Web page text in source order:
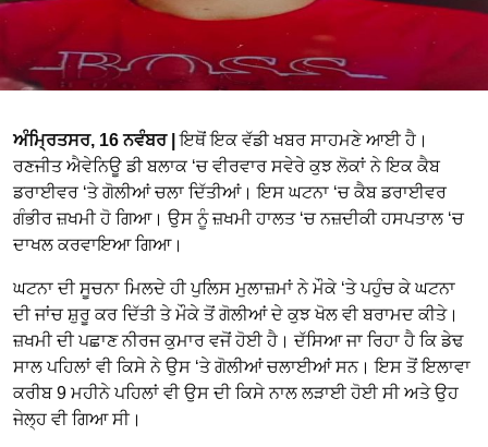
ਅੰਮ੍ਰਿਤਸਰ, 16 ਨਵੰਬਰ | ਇਥੋਂ ਇਕ ਵੱਡੀ ਖਬਰ ਸਾਹਮਣੇ ਆਈ ਹੈ।
ਰਣਜੀਤ ਐਵੇਨਿਊ ਡੀ ਬਲਾਕ ‘ਚ ਵੀਰਵਾਰ ਸਵੇਰੇ ਕੁਝ ਲੋਕਾਂ ਨੇ ਇਕ ਕੈਬ
ਡਰਾਈਵਰ ‘ਤੇ ਗੋਲੀਆਂ ਚਲਾ ਦਿੱਤੀਆਂ। ਇਸ ਘਟਨਾ ‘ਚ ਕੈਬ ਡਰਾਈਵਰ
ਗੰਭੀਰ ਜ਼ਖਮੀ ਹੋ ਗਿਆ। ਉਸ ਨੂੰ ਜ਼ਖਮੀ ਹਾਲਤ ‘ਚ ਨਜ਼ਦੀਕੀ ਹਸਪਤਾਲ ‘ਚ
ਦਾਖਲ ਕਰਵਾਇਆ ਗਿਆ।
ਘਟਨਾ ਦੀ ਸੂਚਨਾ ਮਿਲਦੇ ਹੀ ਪੁਲਿਸ ਮੁਲਾਜ਼ਮਾਂ ਨੇ ਮੌਕੇ ‘ਤੇ ਪਹੁੰਚ ਕੇ ਘਟਨਾ
ਦੀ ਜਾਂਚ ਸ਼ੁਰੂ ਕਰ ਦਿੱਤੀ ਤੇ ਮੌਕੇ ਤੋਂ ਗੋਲੀਆਂ ਦੇ ਕੁਝ ਖੋਲ ਵੀ ਬਰਾਮਦ ਕੀਤੇ।
ਜ਼ਖਮੀ ਦੀ ਪਛਾਣ ਨੀਰਜ ਕੁਮਾਰ ਵਜੋਂ ਹੋਈ ਹੈ। ਦੱਸਿਆ ਜਾ ਰਿਹਾ ਹੈ ਕਿ ਡੇਢ
ਸਾਲ ਪਹਿਲਾਂ ਵੀ ਕਿਸੇ ਨੇ ਉਸ ‘ਤੇ ਗੋਲੀਆਂ ਚਲਾਈਆਂ ਸਨ। ਇਸ ਤੋਂ ਇਲਾਵਾ
ਕਰੀਬ 9 ਮਹੀਨੇ ਪਹਿਲਾਂ ਵੀ ਉਸ ਦੀ ਕਿਸੇ ਨਾਲ ਲੜਾਈ ਹੋਈ ਸੀ ਅਤੇ ਉਹ
ਜੇਲ੍ਹ ਵੀ ਗਿਆ ਸੀ।